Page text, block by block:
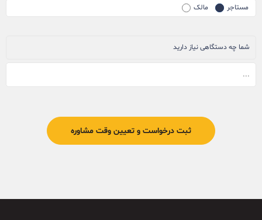
مستاجر مالک
شما چه دستگاهی نیاز دارید